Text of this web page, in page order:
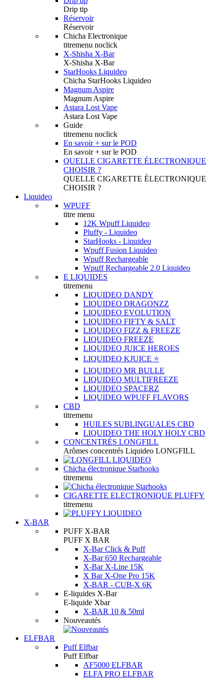
Drip tip
Réservoir
Réservoir
Chicha Electronique
titremenu noclick
X-Shisha X-Bar
X-Shisha X-Bar
StarHooks Liquideo
Chicha StarHooks Liquideo
Magnum Aspire
Magnum Aspire
Astara Lost Vape
Astara Lost Vape
Guide
titremenu noclick
En savoir + sur le POD
En savoir + sur le POD
QUELLE CIGARETTE ÉLECTRONIQUE
CHOISIR ?
QUELLE CIGARETTE ÉLECTRONIQUE
CHOISIR ?
Liquideo
WPUFF
titre menu
12K Wpuff Liquideo
Pluffy - Liquideo
StarHooks - Liquideo
Wpuff Fusion Liquideo
Wpuff Rechargeable
Wpuff Rechargeable 2.0 Liquideo
E LIQUIDES
titremenu
LIQUIDEO DANDY
LIQUIDEO DRAGONZZ
LIQUIDEO EVOLUTION
LIQUIDEO FIFTY & SALT
LIQUIDEO FIZZ & FREEZE
LIQUIDEO FREEZE
LIQUIDEO JUICE HEROES
LIQUIDEO KJUICE ⭐️
LIQUIDEO MR BULLE
LIQUIDEO MULTIFREEZE
LIQUIDEO SPACERZ
LIQUIDEO WPUFF FLAVORS
CBD
titremenu
HUILES SUBLINGUALES CBD
LIQUIDEO THE HOLY HOLY CBD
CONCENTRÉS LONGFILL
Arômes concentrés Liquideo LONGFILL
Chicha électronique Starhooks
titremenu
CIGARETTE ELECTRONIQUE PLUFFY
titremenu
X-BAR
PUFF X-BAR
PUFF X BAR
X-Bar Click & Puff
X-Bar 650 Rechargeable
X-Bar X-Line 15K
X Bar X-One Pro 15K
X-BAR - CUB-X 6K
E-liquides X-Bar
E-liquide Xbar
X-BAR 10 & 50ml
Nouveautés
ELFBAR
Puff Elfbar
Puff Elfbar
AF5000 ELFBAR
ELFA PRO ELFBAR